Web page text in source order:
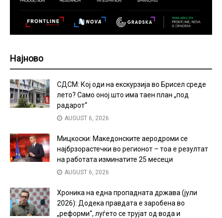
Најново
СДСМ: Кој оди на екскурзија во Брисел среде
лето? Само оној што има таен план „под
радарот“
AUGUST 6, 2026
Мицкоски: Македонските аеродроми се
најбрзорастечки во регионот – тоа е резултат
на работата изминатите 25 месеци
AUGUST 6, 2026
Хроника на една пропадната држава (јули
2026): Додека правдата е заробена во
„реформи“, луѓето се трујат од вода и